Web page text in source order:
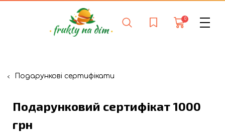
0
Подарункові сертифікати
Подарунковий сертифікат 1000
грн